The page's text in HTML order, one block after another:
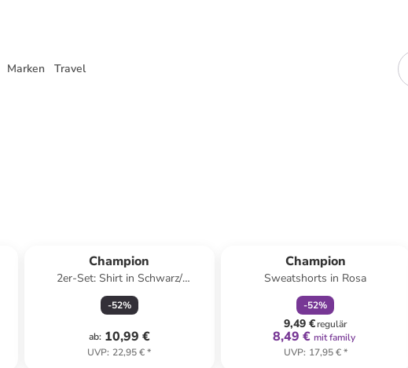
Marken Travel
Champion
2er-Set: Shirt in Schwarz/
Dunkelblau
-52%
ab: 10,99 €
UVP: 22,95 €*
Champion
Sweatshorts in Rosa
-52%
9,49 €regulär
8,49 € mit family
UVP: 17,95 €*